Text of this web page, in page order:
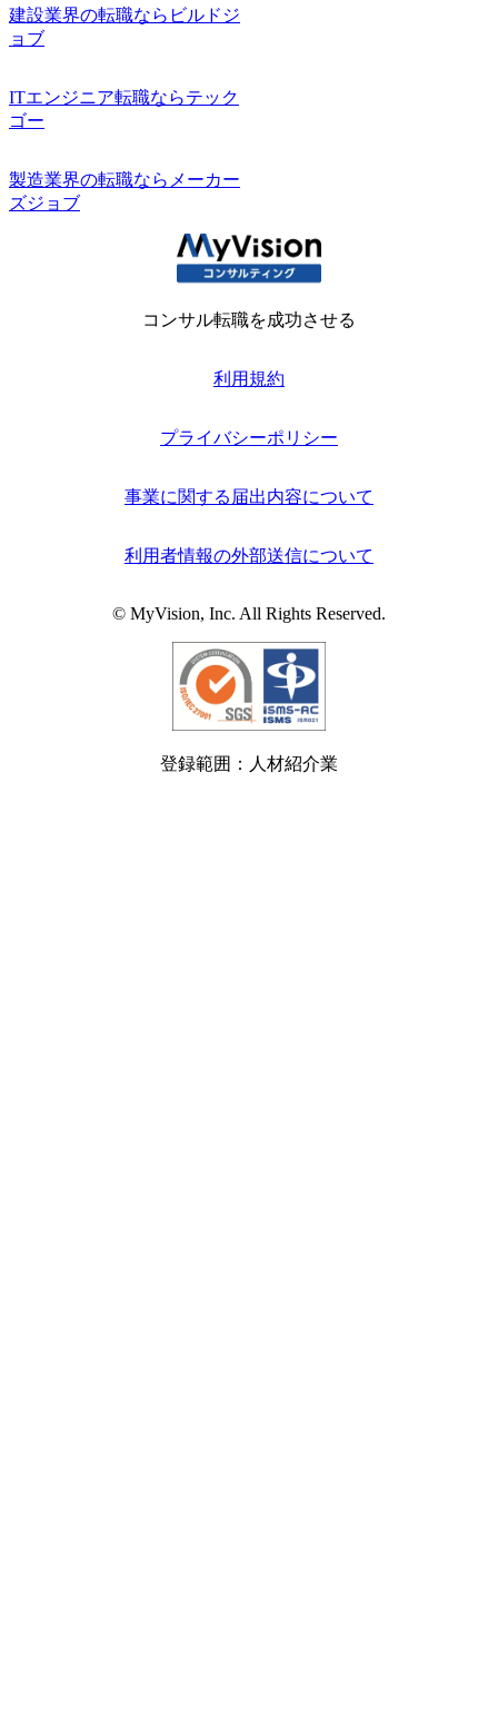
建設業界の転職ならビルドジ
ョブ
ITエンジニア転職ならテック
ゴー
製造業界の転職ならメーカー
ズジョブ
コンサル転職を成功させる
利用規約
プライバシーポリシー
事業に関する届出内容について
利用者情報の外部送信について
© MyVision, Inc. All Rights Reserved.
登録範囲：人材紹介業